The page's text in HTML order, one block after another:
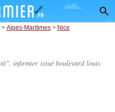
> Alpes-Maritimes > Nice
infirmier situé boulevard louis